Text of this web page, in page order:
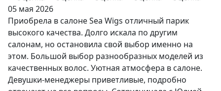
05 мая 2026
Приобрела в салоне Sea Wigs отличный парик
высокого качества. Долго искала по другим
салонам, но остановила свой выбор именно на
этом. Большой выбор разнообразных моделей из
качественных волос. Уютная атмосфера в салоне.
Девушки-менеджеры приветливые, подробно